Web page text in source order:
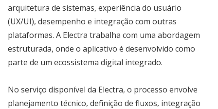
arquitetura de sistemas, experiência do usuário
(UX/UI), desempenho e integração com outras
plataformas. A Electra trabalha com uma abordagem
estruturada, onde o aplicativo é desenvolvido como
parte de um ecossistema digital integrado.
No serviço disponível da Electra, o processo envolve
planejamento técnico, definição de fluxos, integração